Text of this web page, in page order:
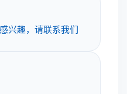
兴趣，请联系我们